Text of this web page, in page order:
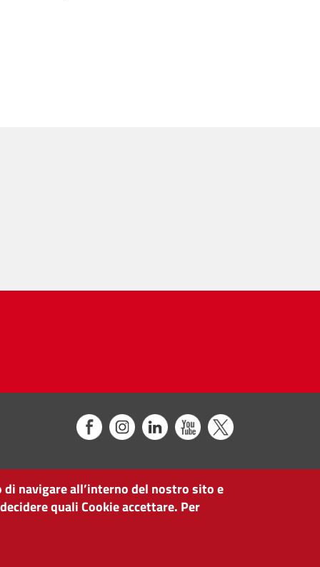
navigare all’interno del nostro sito e
quali Cookie accettare. Per